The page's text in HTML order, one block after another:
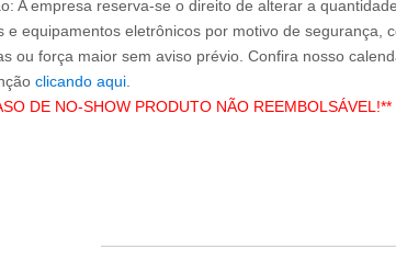
A empresa reserva-se o direito de alterar a
e equipamentos eletrônicos por motivo de segurança,
ou força maior sem aviso prévio. Confira nosso
clicando aqui
DE NO-SHOW PRODUTO NÃO REEMBOLSÁVEL!**